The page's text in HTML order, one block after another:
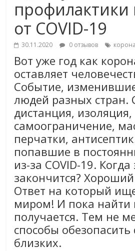
от COVID-19
30.11.2020 0 отзывов
Вот уже год как
оставляет
Событие,
людей разных стран.
дистанция, изоляция,
самоограничение,
перчатки,
попавшие в
из-за COVID-19. Когда
закончится?
Ответ на который
миром! И пока найти
получается. Тем не
способы обезопасить
близких.